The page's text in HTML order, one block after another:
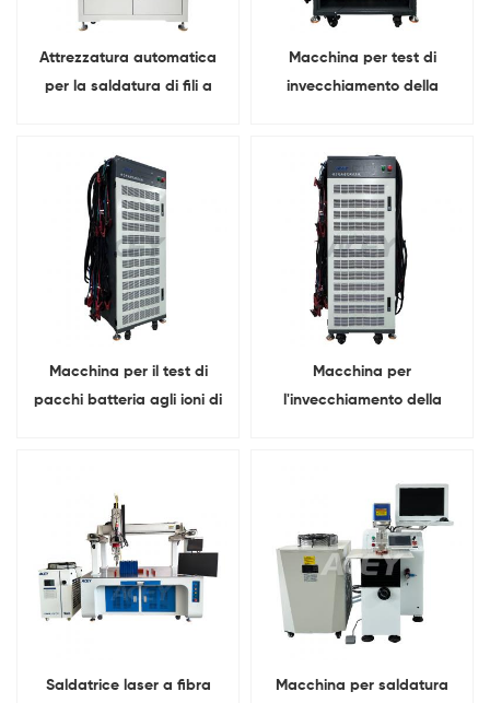
Attrezzatura automatica
per la saldatura di fili a
alluminio ad ultrasuoni
Macchina per test di
invecchiamento della
da 40 A
Macchina per il test di
pacchi batteria agli ioni di
Macchina per
l'invecchiamento della
di litio/piombo-acido/Ni-
MH/Ni-Cd
Saldatrice laser a fibra
Macchina per saldatura